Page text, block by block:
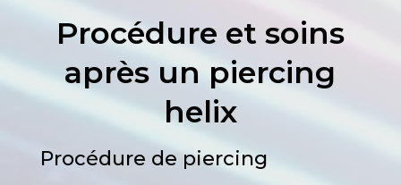
Procédure et soins
après un piercing
helix
Procédure de piercing